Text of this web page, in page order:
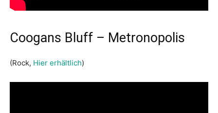
Coogans Bluff – Metronopolis
(Rock, Hier erhältlich)